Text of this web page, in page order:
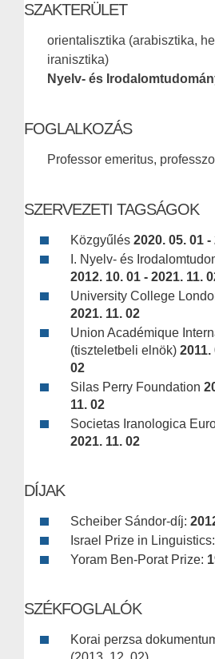
SZAKTERÜLET
orientalisztika (arabisztika,
iranisztika)
Nyelv- és
FOGLALKOZÁS
Professor emeritus,
SZERVEZETI TAGSÁGOK
Közgyűlés 2020. 05. 01 -
I. Nyelv- és
2012. 10. 01 - 2021. 11.
University College
2021. 11. 02
Union Académique
(tiszteletbeli elnök) 2011.
02
Silas Perry Foundation
11. 02
Societas Iranologica
2021. 11. 02
DÍJAK
Scheiber Sándor-díj:
Israel Prize in Linguistics:
Yoram Ben-Porat Prize:
SZÉKFOGLALÓK
Korai perzsa